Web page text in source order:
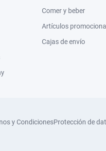
Comer y beber
Artículos
Cajas de envío
y CondicionesProtección de